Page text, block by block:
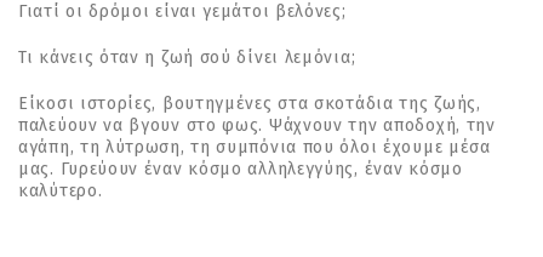
Γιατί οι δρόµοι είναι γεµάτοι βελόνες;
Τι κάνεις όταν η ζωή σού δίνει λεµόνια;
Είκοσι ιστορίες, βουτηγµένες στα σκοτάδια της ζωής,
παλεύουν να βγουν στο φως. Ψάχνουν την αποδοχή, την
αγάπη, τη λύτρωση, τη συµπόνια που όλοι έχουµε µέσα
µας. Γυρεύουν έναν κόσµο αλληλεγγύης, έναν κόσµο
καλύτερο.